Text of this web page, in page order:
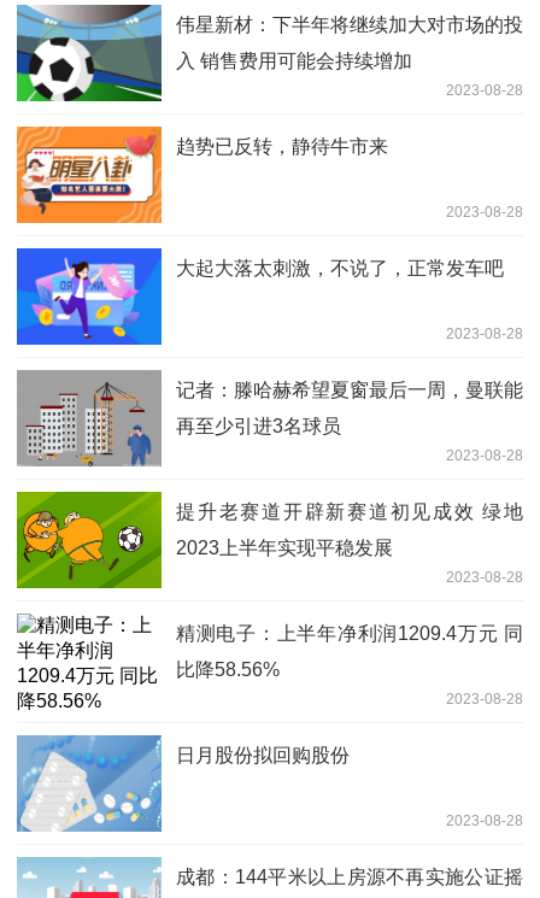
伟星新材：下半年将继续加大对市场的投
入 销售费用可能会持续增加
2023-08-28
趋势已反转，静待牛市来
2023-08-28
大起大落太刺激，不说了，正常发车吧
2023-08-28
记者：滕哈赫希望夏窗最后一周，曼联能
再至少引进3名球员
2023-08-28
提升老赛道开辟新赛道初见成效 绿地
2023上半年实现平稳发展
2023-08-28
精测电子：上半年净利润1209.4万元 同
比降58.56%
2023-08-28
日月股份拟回购股份
2023-08-28
成都：144平米以上房源不再实施公证摇